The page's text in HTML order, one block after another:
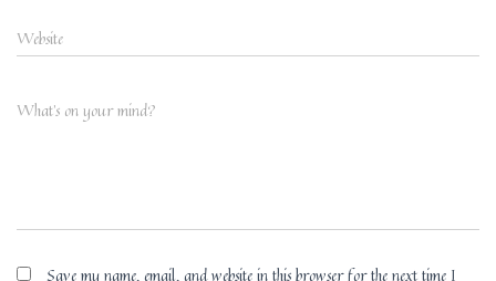
Website
What's on your mind?
Save my name, email, and website in this browser for the next time I